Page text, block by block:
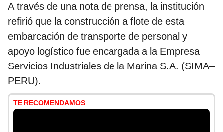
A través de una nota de prensa, la institución
refirió que la construcción a flote de esta
embarcación de transporte de personal y
apoyo logístico fue encargada a la Empresa
Servicios Industriales de la Marina S.A. (SIMA–
PERU).
TE RECOMENDAMOS